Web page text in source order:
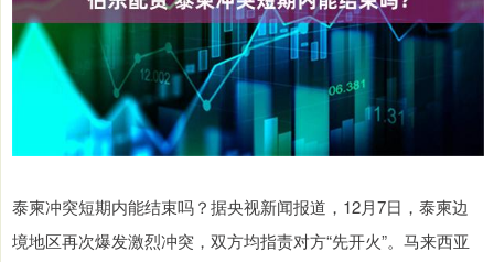
泰柬冲突短期内能结束吗？据央视新闻报道，12月7日，泰柬边
境地区再次爆发激烈冲突，双方均指责对方“先开火”。马来西亚